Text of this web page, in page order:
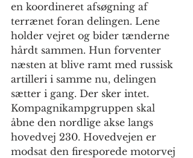
en koordineret afsøgning af
terrænet foran delingen. Lene
holder vejret og bider tænderne
hårdt sammen. Hun forventer
næsten at blive ramt med russisk
artilleri i samme nu, delingen
sætter i gang. Der sker intet.
Kompagnikampgruppen skal
åbne den nordlige akse langs
hovedvej 230. Hovedvejen er
modsat den firesporede motorvej